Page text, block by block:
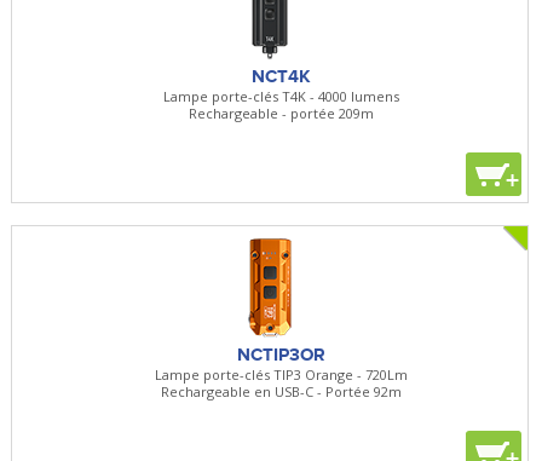
NCT4K
Lampe porte-clés T4K - 4000 lumens
Rechargeable - portée 209m
+
NCTIP3OR
Lampe porte-clés TIP3 Orange - 720Lm
Rechargeable en USB-C - Portée 92m